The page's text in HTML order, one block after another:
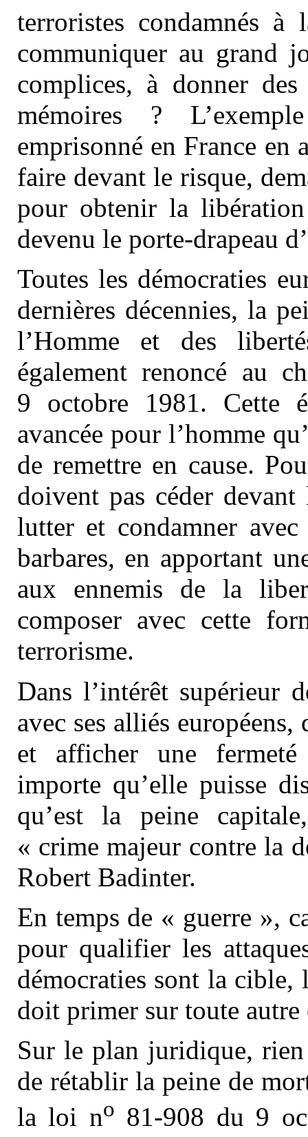
terroristes condamnés
communiquer au grand
complices, à donner
mémoires ?
emprisonné en France
faire devant le risque,
pour obtenir la
devenu le porte-drapeau
Toutes les démocraties
dernières décennies, la
l’Homme et des
également renoncé au
9 octobre 1981. Cette
avancée pour l’homme
de remettre en cause.
doivent pas céder
lutter et condamner
barbares, en apportant
aux ennemis de la
composer avec cette
terrorisme.
Dans l’intérêt supérieur
avec ses alliés
et afficher une
importe qu’elle puisse
qu’est la peine
« crime majeur contre la
Robert Badinter.
En temps de « guerre »,
pour qualifier les
démocraties sont la cible,
doit primer sur toute
Sur le plan juridique, rien
de rétablir la peine de
la loi no 81-908 du 9